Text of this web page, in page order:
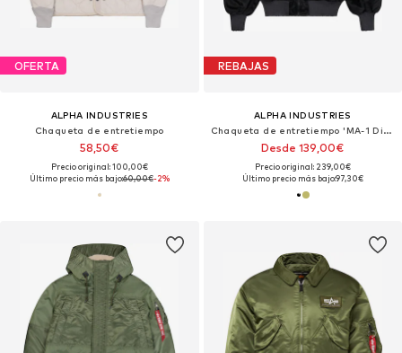
OFERTA
ALPHA INDUSTRIES
Chaqueta de entretiempo
58,50€
Precio original: 100,00€
Último precio más bajo:60,00€-2%
REBAJAS
ALPHA INDUSTRIES
Chaqueta de entretiempo 'MA-1 Distressed'
Desde 139,00€
Precio original: 239,00€
Último precio más bajo:97,30€